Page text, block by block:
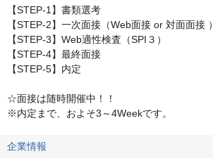
【STEP-1】書類選考
【STEP-2】一次面接（Web面接 or 対面面接 ）
【STEP-3】Web適性検査（SPI３）
【STEP-4】最終面接
【STEP-5】内定
☆面接は随時開催中！！
※内定まで、およそ3～4Weekです。
企業情報